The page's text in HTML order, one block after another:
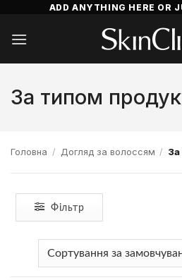
ПропуститиADD ANYTHING HERE OR
За типом
Головна / Догляд за волоссям /
Фільтр